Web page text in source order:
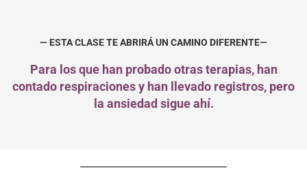
— ESTA CLASE TE ABRIRÁ UN CAMINO DIFERENTE—
Para los que han probado otras terapias, han
contado respiraciones y han llevado registros, pero
la ansiedad sigue ahí.